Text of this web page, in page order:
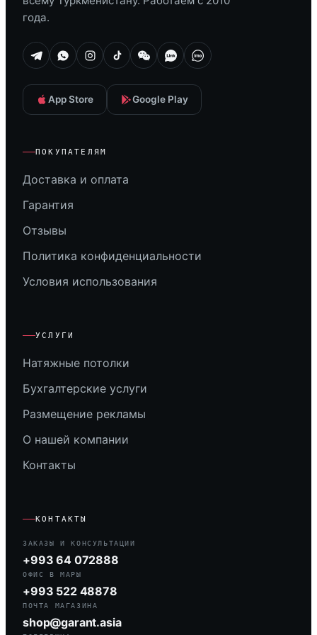
года.
App Store Google Play
ПОКУПАТЕЛЯМ
Доставка и оплата
Гарантия
Отзывы
Политика конфиденциальности
Условия использования
УСЛУГИ
Натяжные потолки
Бухгалтерские услуги
Размещение рекламы
О нашей компании
Контакты
КОНТАКТЫ
ЗАКАЗЫ И КОНСУЛЬТАЦИИ
+993 64 072888
ОФИС В МАРЫ
+993 522 48878
ПОЧТА МАГАЗИНА
shop@garant.asia